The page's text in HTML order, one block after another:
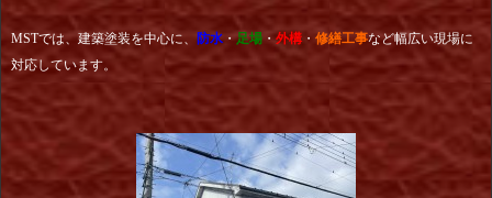
MSTでは、建築塗装を中心に、 防水・足場 ・外構 ・ 修繕工事など幅広い現場に
対応しています。